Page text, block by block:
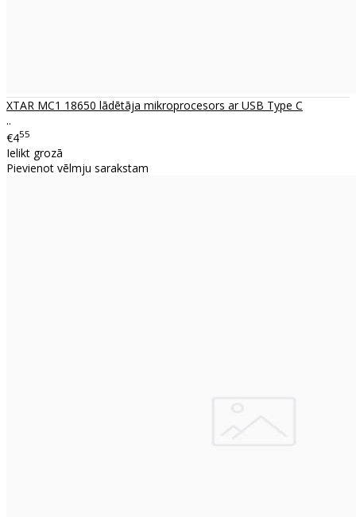
XTAR MC1 18650 lādētāja mikroprocesors ar USB Type C
..
€455
Ielikt grozā
Pievienot vēlmju sarakstam